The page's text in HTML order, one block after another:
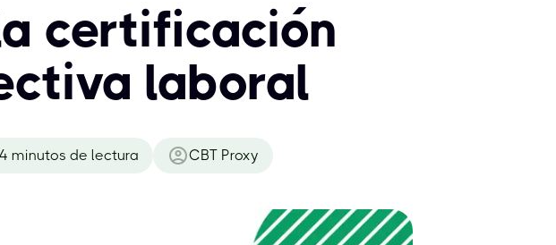
certificación
laboral
4 minutos de lectura CBT Proxy